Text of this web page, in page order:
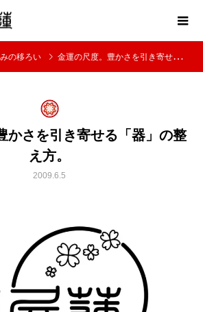
の移ろい 金運の尺度。豊かさを引き寄せる「器」の整え方。
かさを引き寄せる「器」の整
え方。
2009.6.5